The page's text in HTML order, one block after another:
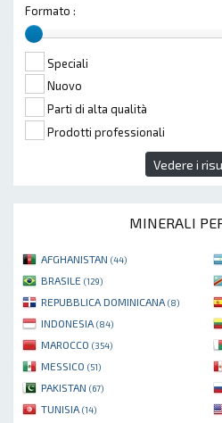
Formato :
Speciali
Nuovo
Parti di alta qualità
Prodotti professionali
Vedere i
MINERALI
AFGHANISTAN (44)
BRASILE (129)
REPUBBLICA DOMINICANA (8)
INDONESIA (84)
MAROCCO (354)
MESSICO (51)
PAKISTAN (67)
TUNISIA (14)